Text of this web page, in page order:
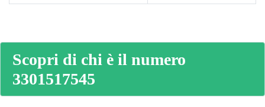
Scopri di chi è il numero
3301517545